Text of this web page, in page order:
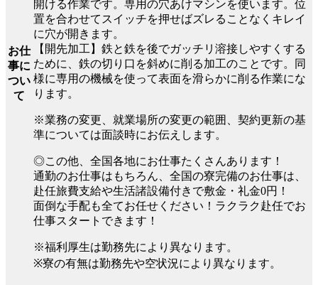
お仕
事に
つい
て
開ける作業です。専用の穴あけマシンを使います。位
置を合わせてスイッチを押せばズレることなくキレイ
に穴が開きます。
【開先加工】鉄と鉄を後でガッチリ溶接しやすくする
ために、鉄の切り口を斜めに削る加工のことです。同
様に専用の機械を使って表面を滑らかに削る作業にな
ります。
※業務の変更、就業場所の変更の範囲、契約更新の基
準については面談時にお伝えします。
◎この他、全国各地にお仕事たくさんあります！
通勤のお仕事はもちろん、全国の寮完備のお仕事は、
赴任旅費支給や生活諸設備付きで敷金・礼金0円！
面倒な手配も全てお任せください！ラクラク赴任でお
仕事スタートできます！
※福利厚生は勤務先により異なります。
※寮の有無は勤務先や空状況により異なります。